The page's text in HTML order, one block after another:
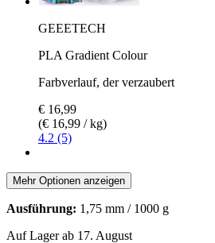
GEEETECH
PLA Gradient Colour
Farbverlauf, der verzaubert
€ 16,99
(€ 16,99 / kg)
4.2 (5)
Mehr Optionen anzeigen
Ausführung: 1,75 mm / 1000 g
Auf Lager ab 17. August